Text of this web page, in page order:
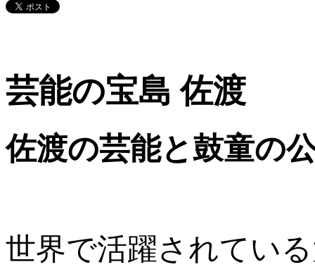
芸能の宝島 佐渡
佐渡の芸能と鼓童の
世界で活躍されてい